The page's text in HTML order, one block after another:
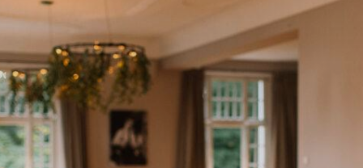
HOCHZEIT